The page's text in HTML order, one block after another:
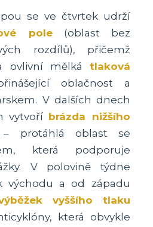
se ve čtvrtek udrží
pole(oblast bez
rozdílů), přičemž
ovlivní mělká tlaková
oblačnost a
V dalších dnech
vytvoří brázda nižšího
protáhlá oblast se
která podporuje
V polovině týdne
východu a od západu
vyššího tlaku
která obvykle